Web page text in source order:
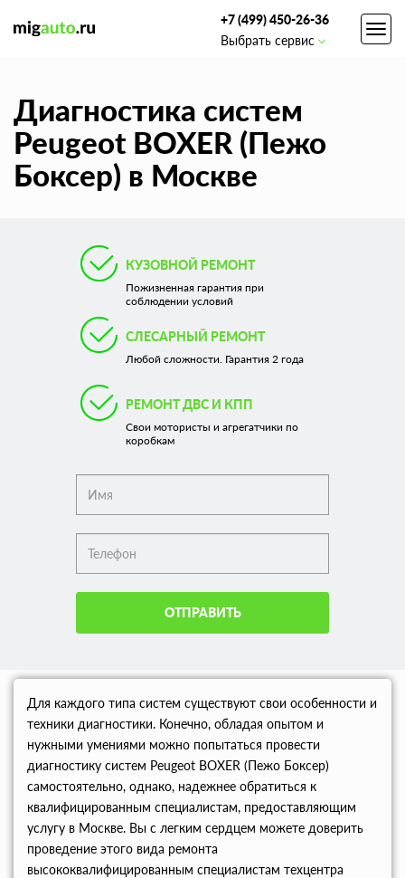
+7 (499) 450-26-36
Выбрать сервис
Диагностика систем
Peugeot BOXER (Пежо
Боксер) в Москве
КУЗОВНОЙ РЕМОНТ
Пожизненная гарантия при
соблюдении условий
СЛЕСАРНЫЙ РЕМОНТ
Любой сложности. Гарантия 2 года
РЕМОНТ ДВС И КПП
Свои мотористы и агрегатчики по
коробкам
ОТПРАВИТЬ
Для каждого типа систем существуют свои особенности и
техники диагностики. Конечно, обладая опытом и
нужными умениями можно попытаться провести
диагностику систем Peugeot BOXER (Пежо Боксер)
самостоятельно, однако, надежнее обратиться к
квалифицированным специалистам, предоставляющим
услугу в Москве. Вы с легким сердцем можете доверить
проведение этого вида ремонта
высококвалифицированным специалистам техцентра